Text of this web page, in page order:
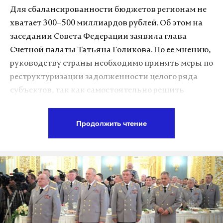
Вероятно, есть и третий вопрос: каковы
технологии психологического воздействия
подобных организаций на широкие
общественные массы? Знать рецепт такой
массовой покорности, наверняка, хотят многие
политики.
организаций, на два ключевых вопроса власти
нашли неутешительные ответы.
Первой большой сектой, которая попала под руку
российских правоохранителей, стала секта «бога
Кузи». Эта организация никогда не имела
регистрации. Но дурацкое название и отсутствие
Для сбалансированности бюджетов регионам не
хватает 300–500 миллиардов рублей. Об этом на
заседании Совета Федерации заявила глава
Счетной палаты Татьяна Голикова. По ее мнению,
руководству страны необходимо принять меры по
реструктуризации задолженности целого ряда
субъектов, так как самостоятельно решить
они сократились на 156 миллиардов рублей, а
российская экономика набирает рост от месяца к
месяцу.
От роста к банкроту
Продолжить чтение